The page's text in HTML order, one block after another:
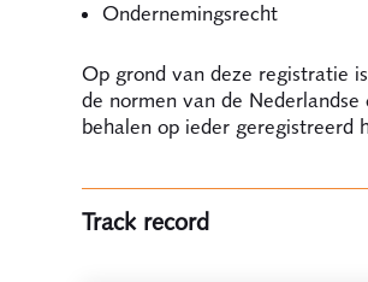
Ondernemingsrecht
Op grond van deze registratie
de normen van de
behalen op ieder geregistreerd
Track record